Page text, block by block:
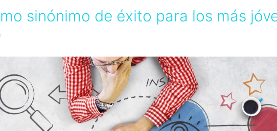
sinónimo de éxito para los más